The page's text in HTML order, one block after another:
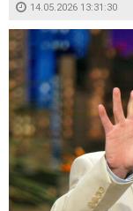
14.05.2026 13:31:30